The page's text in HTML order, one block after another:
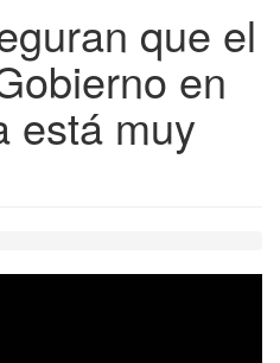
que el
en
está muy